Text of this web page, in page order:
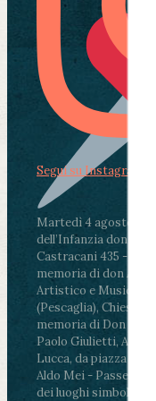
Martedì 4 agosto2026
dell’Infanzia don
Castracani 435 -
memoria di don
Artistico e Musicale
(Pescaglia), Chiesa
memoria di Don Aldo
Paolo Giulietti,
Lucca, da piazza
Aldo Mei -
dei luoghi simbolo
Segui su Instagram